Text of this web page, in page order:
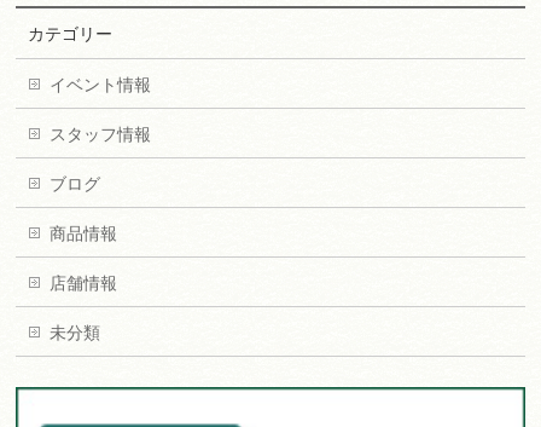
カテゴリー
イベント情報
スタッフ情報
ブログ
商品情報
店舗情報
未分類